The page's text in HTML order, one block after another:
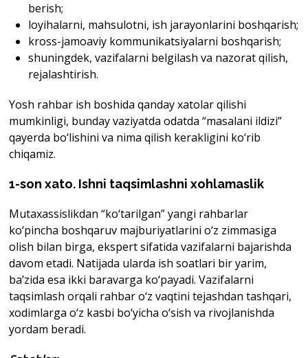
berish;
loyihalarni, mahsulotni, ish jarayonlarini boshqarish;
kross-jamoaviy kommunikatsiyalarni boshqarish;
shuningdek, vazifalarni belgilash va nazorat qilish,
rejalashtirish.
Yosh rahbar ish boshida qanday xatolar qilishi
mumkinligi, bunday vaziyatda odatda “masalani ildizi”
qayerda bo‘lishini va nima qilish kerakligini ko‘rib
chiqamiz.
1-son xato. Ishni taqsimlashni xohlamaslik
Mutaxassislikdan “ko‘tarilgan” yangi rahbarlar
ko‘pincha boshqaruv majburiyatlarini o‘z zimmasiga
olish bilan birga, ekspert sifatida vazifalarni bajarishda
davom etadi. Natijada ularda ish soatlari bir yarim,
ba’zida esa ikki baravarga ko‘payadi. Vazifalarni
taqsimlash orqali rahbar o‘z vaqtini tejashdan tashqari,
xodimlarga o‘z kasbi bo‘yicha o‘sish va rivojlanishda
yordam beradi.